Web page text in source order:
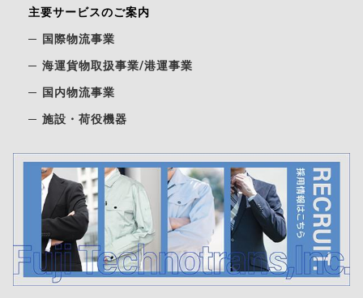
お客様より感謝状を頂きました
2024/1/25
弊社営業部所属社員が「国際複合輸送士」資格認
定を受けました。
2023/10/5
荷役技能向上大会に参加
2023/09/01 new
ホームページをリニューアルしました。
2022/11/24 お知らせ
役員就任のご挨拶
主要サービスのご案内
国際物流事業
海運貨物取扱事業/港運事業
国内物流事業
施設・荷役機器